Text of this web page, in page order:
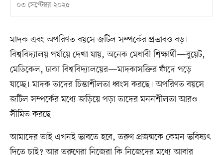
০৩ সেপ্টেম্বর ২০২৫
মাদক এবং অপরিণত বয়সে জটিল সম্পর্কের প্রভাবও বড়।
বিশ্ববিদ্যালয় পর্যায়ে দেখা যায়, অনেক মেধাবী শিক্ষার্থী—বুয়েট,
মেডিকেল, ঢাকা বিশ্ববিদ্যালয়ের—মাদকাসক্তির ফাঁদে পড়ে
যাচ্ছে। মাদক তাদের চিন্তাশীলতা ধ্বংস করছে। অপরিণত বয়সে
জটিল সম্পর্কের মধ্যে জড়িয়ে পড়া তাদের মননশীলতা আরও
সীমিত করছে।
আমাদের তাই এখনই ভাবতে হবে, তরুণ প্রজন্মকে কেমন ভবিষ্যৎ
দিতে চাই? আর তরুণেরা নিজেরা কি নিজেদের মধ্যে আবার